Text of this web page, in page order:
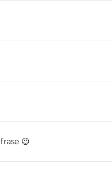
😉